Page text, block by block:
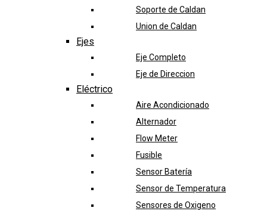
Soporte de Caldan
Union de Caldan
Ejes
Eje Completo
Eje de Direccion
Eléctrico
Aire Acondicionado
Alternador
Flow Meter
Fusible
Sensor Batería
Sensor de Temperatura
Sensores de Oxigeno